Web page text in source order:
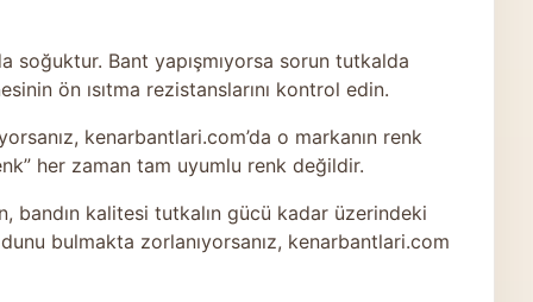
soğuktur. Bant yapışmıyorsa sorun tutkalda
ön ısıtma rezistanslarını kontrol edin.
kenarbantlari.com’da o markanın renk
her zaman tam uyumlu renk değildir.
bandın kalitesi tutkalın gücü kadar üzerindeki
bulmakta zorlanıyorsanız, kenarbantlari.com